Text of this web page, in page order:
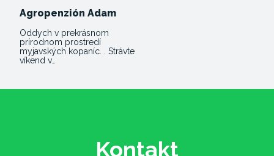
Agropenzión Adam
Oddych v prekrásnom
prírodnom prostredí
myjavských kopaníc. . Strávte
víkend v…
Kontakt